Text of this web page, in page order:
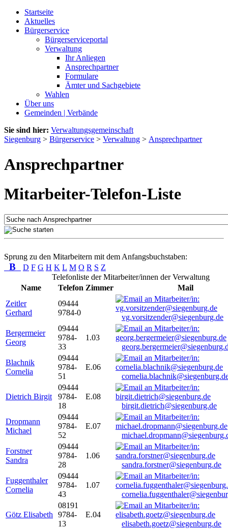
Startseite
Aktuelles
Bürgerservice
Bürgerserviceportal
Verwaltung
Ihr Anliegen
Ansprechpartner
Formulare
Ämter und Sachgebiete
Wahlen
Über uns
Gemeinden | Verbände
Sie sind hier: Verwaltungsgemeinschaft
Siegenburg > Bürgerservice > Verwaltung > Ansprechpartner
Ansprechpartner
Mitarbeiter-Telefon-Liste
Sprung zu den Mitarbeitern mit dem Anfangsbuchstaben:
B D F G H K L M O R S Z
Telefonliste der Mitarbeiter/innen der Verwaltung
Name
Telefon Zimmer
Mail
Zeitler
Gerhard
09444
9784-0
vg.vorsitzender@siegenburg.de
Bergermeier
Georg
09444
9784-
33
1.03
Blachnik
Cornelia
09444
9784-
51
E.06
Dietrich Birgit
09444
9784-
18
E.08
birgit.dietrich@siegenburg.de
Dropmann
Michael
09444
9784-
52
E.07
Forstner
Sandra
09444
9784-
28
1.06
sandra.forstner@siegenburg.de
Fuggenthaler
Cornelia
09444
9784-
43
1.07
Götz Elisabeth
08191
9784-
13
E.04
elisabeth.goetz@siegenburg.de